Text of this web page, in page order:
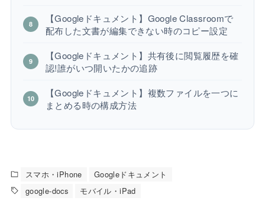
【Googleドキュメント】Google Classroomで
配布した文書が編集できない時のコピー設定
【Googleドキュメント】共有後に閲覧履歴を確
認!誰がいつ開いたかの追跡
【Googleドキュメント】複数ファイルを一つに
まとめる時の構成方法
スマホ・iPhone
Googleドキュメント
google-docs
モバイル・iPad